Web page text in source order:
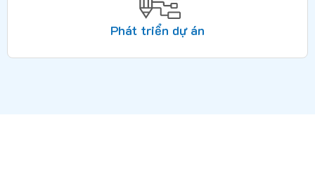
Phát triển dự án